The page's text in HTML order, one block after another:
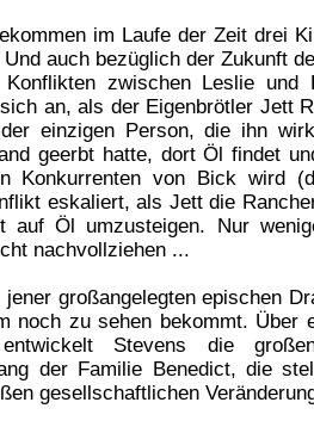
im Laufe der Zeit drei
Und auch bezüglich der Zukunft
zwischen Leslie und
an, als der Eigenbrötler Jett
einzigen Person, die ihn
geerbt hatte, dort Öl findet
Konkurrenten von Bick wird
eskaliert, als Jett die
auf Öl umzusteigen. Nur
nachvollziehen ...
jener großangelegten epischen
noch zu sehen bekommt. Über
Stevens die
der Familie Benedict, die
gesellschaftlichen